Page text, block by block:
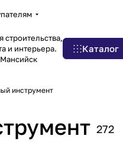
строительства,
и интерьера.
Каталог
инструмент
272